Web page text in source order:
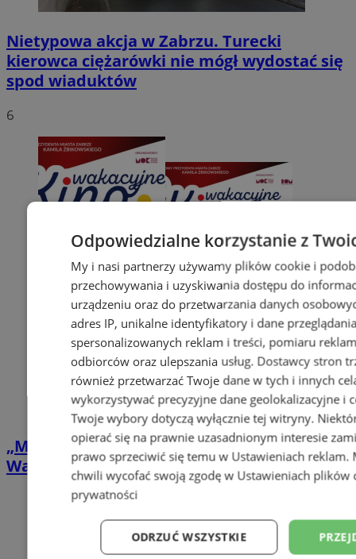
Nietypowa akcja w Zabrzu. Turecki
kierowca ciężarówki nie mógł wydostać się
spod wiaduktów
6
„Matrix” pod gwiazdami w Zabrzu.
Wakacyjne Kino ROMA zawita na Zaborze
Odpowiedzialne korzystanie z
My i nasi partnerzy używamy plików cookie i
przechowywania i uzyskiwania dostępu do
urządzeniu oraz do przetwarzania danych
adres IP, unikalne identyfikatory i dane
spersonalizowanych reklam i treści, pomiaru
odbiorców oraz ulepszania usług. Dostawcy stron
również przetwarzać Twoje dane w tych i innych
wykorzystywać precyzyjne dane geolokalizacyjne i
Twoje wybory dotyczą wyłącznie tej witryny.
opierać się na prawnie uzasadnionym interesie
prawo sprzeciwić się temu w Ustawieniach reklam.
chwili wycofać swoją zgodę w Ustawieniach plików
prywatności
ODRZUĆ WSZYSTKIE